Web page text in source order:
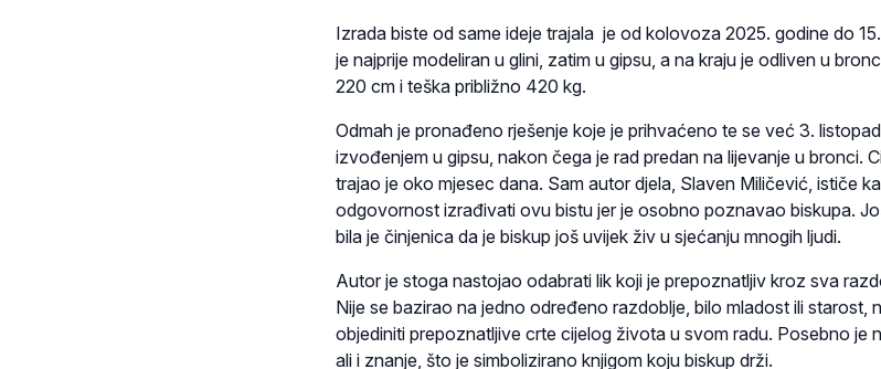
Izrada biste od same ideje trajala je od kolovoza 2025. godine do
je najprije modeliran u glini, zatim u gipsu, a na kraju je odliven u
220 cm i teška približno 420 kg.
Odmah je pronađeno rješenje koje je prihvaćeno te se već 3.
izvođenjem u gipsu, nakon čega je rad predan na lijevanje u bronci.
trajao je oko mjesec dana. Sam autor djela, Slaven Miličević, ističe
odgovornost izrađivati ovu bistu jer je osobno poznavao biskupa.
bila je činjenica da je biskup još uvijek živ u sjećanju mnogih ljudi.
Autor je stoga nastojao odabrati lik koji je prepoznatljiv kroz sva
Nije se bazirao na jedno određeno razdoblje, bilo mladost ili starost,
objediniti prepoznatljive crte cijelog života u svom radu. Posebno je
ali i znanje, što je simbolizirano knjigom koju biskup drži.